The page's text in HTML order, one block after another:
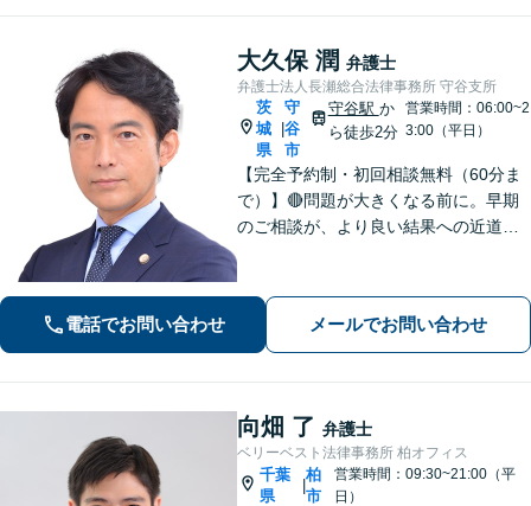
大久保 潤 弁護士
弁護士法人長瀬総合法律事務所 守谷支所
茨
城
県
守
谷
市
守谷駅 か
ら徒歩2分
営業時間：06:00~2
3:00（平日）
【完全予約制・初回相談無料（60分ま
で）】🔴問題が大きくなる前に。早期
のご相談が、より良い結果への近道で
など 状況の整理から丁寧に対応。深刻
化する前にまずはご相談ください。
電話でお問い合わせ メールでお問い合わせ
向畑 了 弁護士
ベリーベスト法律事務所 柏オフィス
千葉
県
|
柏
市
営業時間：09:30~21:00（平
日）